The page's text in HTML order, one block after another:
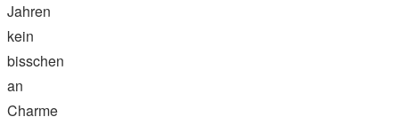
Jahren
kein
bisschen
an
Charme